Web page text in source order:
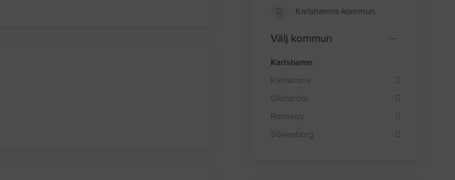
Karlshamns kommun
Välj kommun
Karlshamn
Karlskrona
Olofström
Ronneby
Sölvesborg